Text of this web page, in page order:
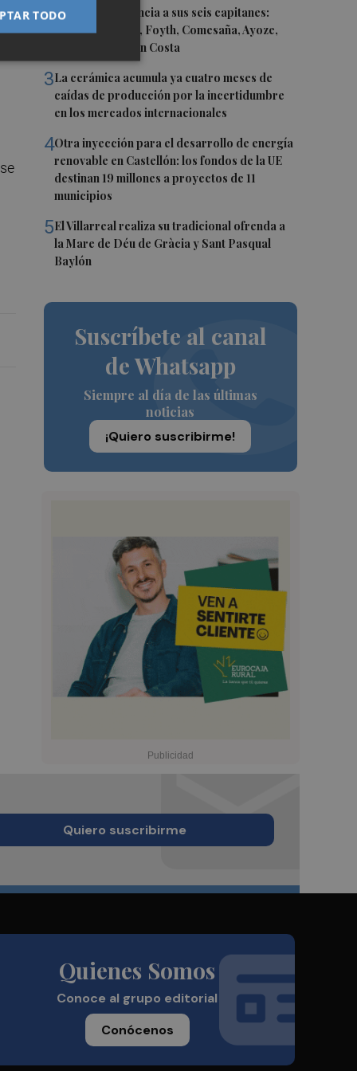
2El Villarreal anuncia a sus seis capitanes:
Gerard Moreno, Foyth, Comesaña, Ayoze,
Cardona y Logan Costa
3La cerámica acumula ya cuatro meses de
caídas de producción por la incertidumbre
en los mercados internacionales
4Otra inyección para el desarrollo de energía
renovable en Castellón: los fondos de la UE
destinan 19 millones a proyectos de 11
municipios
5El Villarreal realiza su tradicional ofrenda a
la Mare de Déu de Gràcia y Sant Pasqual
Baylón
Suscríbete al canal
de Whatsapp
Siempre al día de las últimas
noticias
¡Quiero suscribirme!
Quiero suscribirme
Quienes Somos
Conoce al grupo editorial
Conócenos
TODO